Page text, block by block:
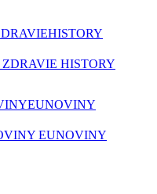
HISTORY
ZDRAVIE HISTORY
EUNOVINY
EUNOVINY